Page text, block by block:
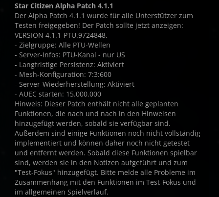
Star Citizen Alpha Patch 4.1.1
Der Alpha Patch 4.1.1 wurde für alle Unterstützer zum
Testen freigegeben! Der Patch sollte jetzt anzeigen:
VERSION 4.1.1-PTU.9724848.
- Zielgruppe: Alle PTU-Wellen
- Server-Infos: PTU-Kanal - nur US
- Langfristige Persistenz: Aktiviert
- Mesh-Konfiguration: 7:3:600
- Server-Wiederherstellung: Aktiviert
- AUEC starten: 15.000.000
Hinweis: Dieser Patch enthält nicht alle geplanten
Funktionen, die nach und nach in den Hinweisen
hinzugefügt werden, sobald sie verfügbar sind.
Außerdem sind einige Funktionen noch nicht vollständig
implementiert und können daher noch nicht getestet
und entfernt werden. Sobald diese Funktionen spielbar
sind, werden sie in den Notizen aufgeführt und zum
"Test-Fokus" hinzugefügt. Bitte melde alle Probleme im
Zusammenhang mit den Funktionen im Test-Fokus und
im allgemeinen Spielverlauf.